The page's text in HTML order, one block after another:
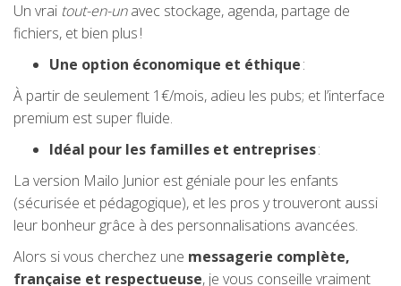
Un vrai tout-en-unavec stockage, agenda, partage de
fichiers, et bien plus !
Une option économique et éthique:
À partir de seulement 1€/mois, adieu les pubs; et l’interface
premium est super fluide.
Idéal pour les familles et entreprises:
La version Mailo Junior est géniale pour les enfants
(sécurisée et pédagogique), et les pros y trouveront aussi
leur bonheur grâce à des personnalisations avancées.
Alors si vous cherchez une messagerie complète,
française et respectueuse, je vous conseille vraiment